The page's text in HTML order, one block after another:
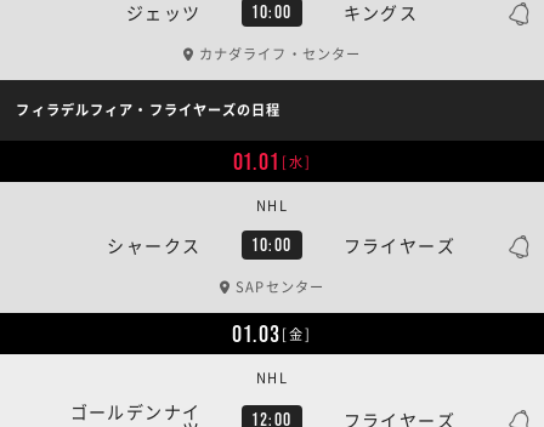
ジェッツ 10:00 キングス
カナダライフ・センター
フィラデルフィア・フライヤーズの日程
01.01 [水]
シャークス 10:00 フライヤーズ
NHL
SAPセンター
01.03[金]
ゴールデンナイ 12:00 フライヤーズ
NHL